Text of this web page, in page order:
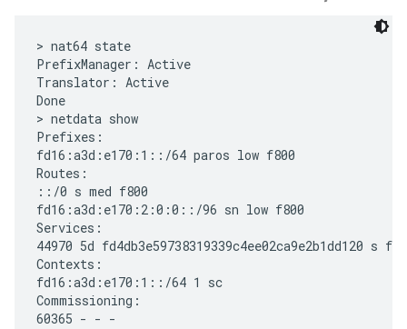
> nat64 state
PrefixManager: Active
Translator: Active
Done
> netdata show
Prefixes:
fd16:a3d:e170:1::/64 paros low f800
Routes:
::/0 s med f800
fd16:a3d:e170:2:0:0::/96 sn low f800
Services:
44970 5d fd4db3e59738319339c4ee02ca9e2b1dd120 s
Contexts:
fd16:a3d:e170:1::/64 1 sc
Commissioning:
60365 - - -